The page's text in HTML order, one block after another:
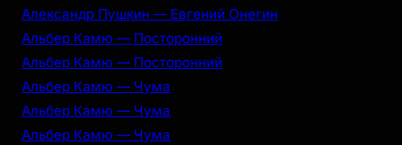
Александр Пушкин — Евгений Онегин
Альбер Камю — Посторонний
Альбер Камю — Посторонний
Альбер Камю — Чума
Альбер Камю — Чума
Альбер Камю — Чума